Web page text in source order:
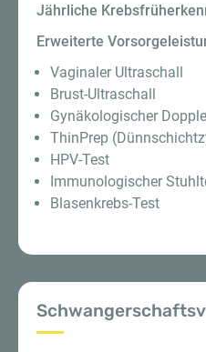
Jährliche
Erweiterte
Vaginaler Ultraschall
Brust-Ultraschall
Gynäkologischer
ThinPrep
HPV-Test
Immunologischer
Blasenkrebs-Test